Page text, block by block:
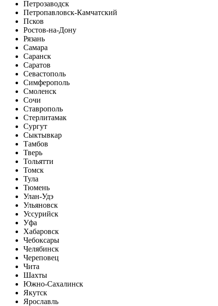
Петрозаводск
Петропавловск-Камчатский
Псков
Ростов-на-Дону
Рязань
Самара
Саранск
Саратов
Севастополь
Симферополь
Смоленск
Сочи
Ставрополь
Стерлитамак
Сургут
Сыктывкар
Тамбов
Тверь
Тольятти
Томск
Тула
Тюмень
Улан-Удэ
Ульяновск
Уссурийск
Уфа
Хабаровск
Чебоксары
Челябинск
Череповец
Чита
Шахты
Южно-Сахалинск
Якутск
Ярославль